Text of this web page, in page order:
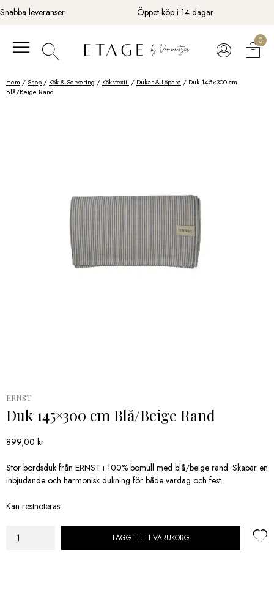
Fortsätt
till
Snabba leveranser Öppet köp i 14 dagar
0
Hem /Shop / Kök & Servering / Kökstextil / Dukar & Löpare / Duk 145×300 cm
Blå/Beige Rand
ERNST
Duk 145×300 cm Blå/Beige Rand
899,00 kr
Stor bordsduk från ERNST i 100% bomull med blå/beige rand. Skapar en
inbjudande och harmonisk dukning för både vardag och fest.
Kan restnoteras
Duk
LÄGG TILL I VARUKORG